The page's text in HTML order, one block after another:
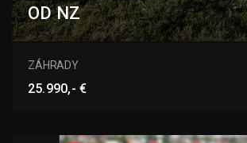
OD NZ
Dvory nad Žitavou
ZÁHRADY
25.990,- €